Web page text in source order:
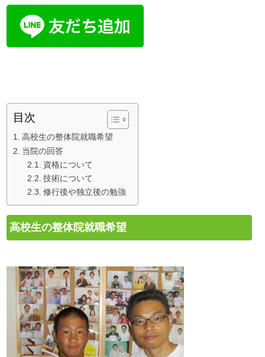
目次
高校生の整体院就職希望
当院の回答
資格について
技術について
修行後や独立後の勉強
高校生の整体院就職希望